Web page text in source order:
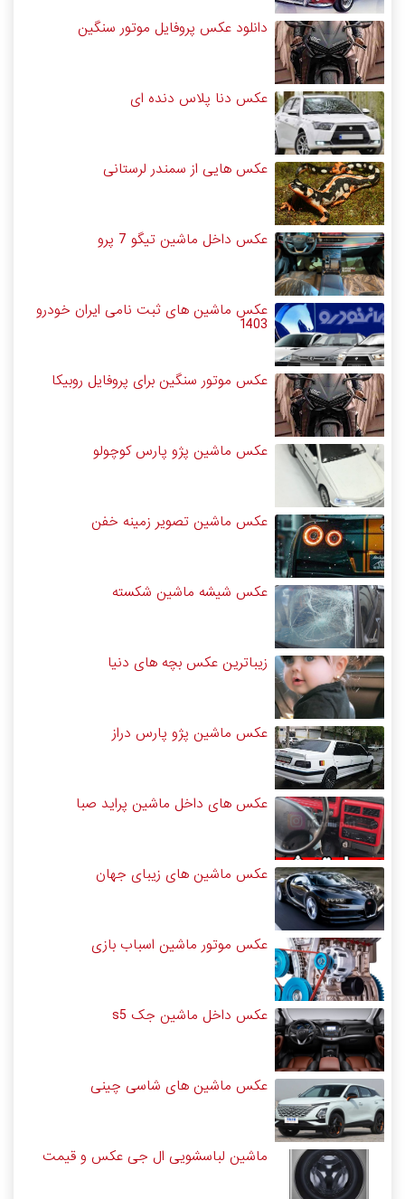
دانلود عکس پروفایل موتور سنگین
عکس دنا پلاس دنده ای
عکس هایی از سمندر لرستانی
عکس داخل ماشین تیگو 7 پرو
عکس ماشین های ثبت نامی ایران خودرو
1403
عکس موتور سنگین برای پروفایل روبیکا
عکس ماشین پژو پارس کوچولو
عکس ماشین تصویر زمینه خفن
عکس شیشه ماشین شکسته
زیباترین عکس بچه های دنیا
عکس ماشین پژو پارس دراز
عکس های داخل ماشین پراید صبا
عکس ماشین های زیبای جهان
عکس موتور ماشین اسباب بازی
عکس داخل ماشین جک s5
عکس ماشین های شاسی چینی
ماشین لباسشویی ال جی عکس و قیمت